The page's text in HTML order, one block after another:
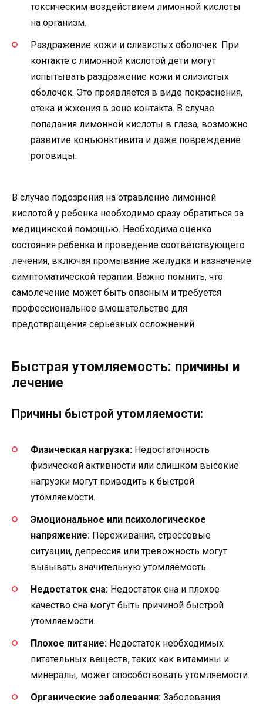
токсическим воздействием лимонной кислоты
на организм.
Раздражение кожи и слизистых оболочек. При
контакте с лимонной кислотой дети могут
испытывать раздражение кожи и слизистых
оболочек. Это проявляется в виде покраснения,
отека и жжения в зоне контакта. В случае
попадания лимонной кислоты в глаза, возможно
развитие конъюнктивита и даже повреждение
роговицы.
В случае подозрения на отравление лимонной
кислотой у ребенка необходимо сразу обратиться за
медицинской помощью. Необходима оценка
состояния ребенка и проведение соответствующего
лечения, включая промывание желудка и назначение
симптоматической терапии. Важно помнить, что
самолечение может быть опасным и требуется
профессиональное вмешательство для
предотвращения серьезных осложнений.
Быстрая утомляемость: причины и
лечение
Причины быстрой утомляемости:
Физическая нагрузка: Недостаточность
физической активности или слишком высокие
нагрузки могут приводить к быстрой
утомляемости.
Эмоциональное или психологическое
напряжение: Переживания, стрессовые
ситуации, депрессия или тревожность могут
вызывать значительную утомляемость.
Недостаток сна: Недостаток сна и плохое
качество сна могут быть причиной быстрой
утомляемости.
Плохое питание: Недостаток необходимых
питательных веществ, таких как витамины и
минералы, может способствовать утомляемости.
Органические заболевания: Заболевания